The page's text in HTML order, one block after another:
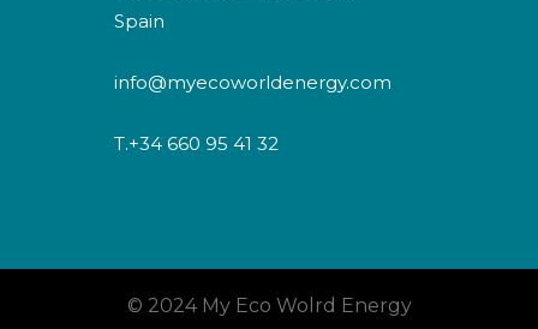
Spain
info@myecoworldenergy.com
T.+34 660 95 41 32
© 2024 My Eco Wolrd Energy